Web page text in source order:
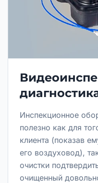
Инспекционное
полезно как для
клиента (показав
его воздуховод),
очистки
очищенный